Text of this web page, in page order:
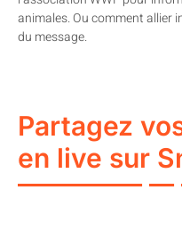
animales. Ou comment allier
du message.
Partagez
en live sur